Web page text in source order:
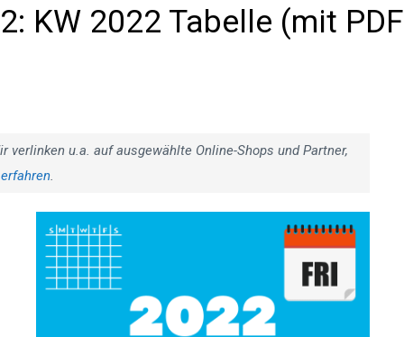
KW 2022 Tabelle (mit PDF
u.a. auf ausgewählte Online-Shops und Partner,
.